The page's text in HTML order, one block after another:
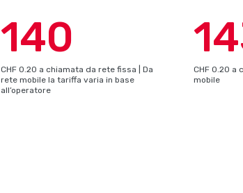
140
CHF 0.20 a chiamata da rete fissa | Da
rete mobile la tariffa varia in base
all’operatore
CHF 0.20 a
mobile